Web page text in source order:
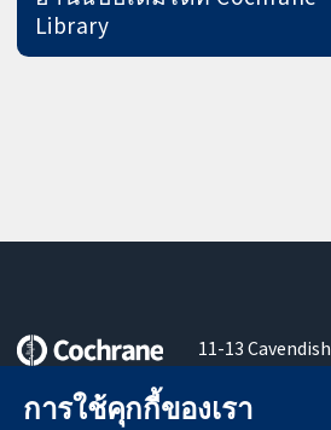
Library
หลักฐานที่เชื่อถือ
ได้
11-13 Cavendish
London
การใช้คุกกี้ของเรา